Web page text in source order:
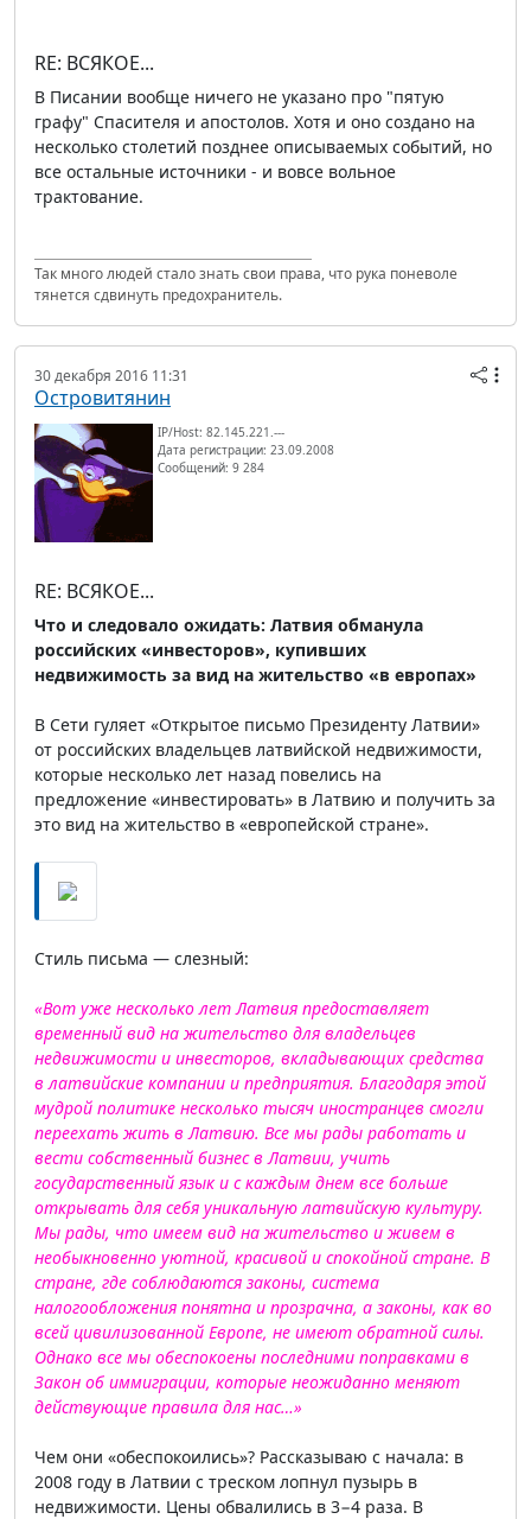
RE: ВСЯКОЕ...
В Писании вообще ничего не указано про "пятую
графу" Спасителя и апостолов. Хотя и оно создано на
несколько столетий позднее описываемых событий, но
все остальные источники - и вовсе вольное
трактование.
Так много людей стало знать свои права, что рука поневоле
тянется сдвинуть предохранитель.
30 декабря 2016 11:31
Островитянин
IP/Host: 82.145.221.---
Дата регистрации: 23.09.2008
Сообщений: 9 284
RE: ВСЯКОЕ...
Что и следовало ожидать: Латвия обманула
российских «инвесторов», купивших
недвижимость за вид на жительство «в европах»
В Сети гуляет «Открытое письмо Президенту Латвии»
от российских владельцев латвийской недвижимости,
которые несколько лет назад повелись на
предложение «инвестировать» в Латвию и получить за
это вид на жительство в «европейской стране».
Стиль письма — слезный:
«Вот уже несколько лет Латвия предоставляет
временный вид на жительство для владельцев
недвижимости и инвесторов, вкладывающих средства
в латвийские компании и предприятия. Благодаря этой
мудрой политике несколько тысяч иностранцев смогли
переехать жить в Латвию. Все мы рады работать и
вести собственный бизнес в Латвии, учить
государственный язык и с каждым днем все больше
открывать для себя уникальную латвийскую культуру.
Мы рады, что имеем вид на жительство и живем в
необыкновенно уютной, красивой и спокойной стране. В
стране, где соблюдаются законы, система
налогообложения понятна и прозрачна, а законы, как во
всей цивилизованной Европе, не имеют обратной силы.
Однако все мы обеспокоены последними поправками в
Закон об иммиграции, которые неожиданно меняют
действующие правила для нас…»
Чем они «обеспокоились»? Рассказываю с начала: в
2008 году в Латвии с треском лопнул пузырь в
недвижимости. Цены обвалились в 3−4 раза. В